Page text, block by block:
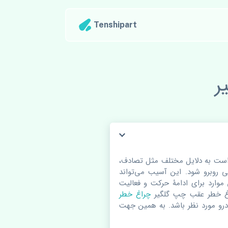
Tenshipart
به دلایل مختلف مثل تصادف،
شود. این آسیب می‌تواند
برای ادامۀ حرکت و فعالیت
خطر عقب چپ گلگیرچراغ خطر
مورد نظر باشد. به همین جهت